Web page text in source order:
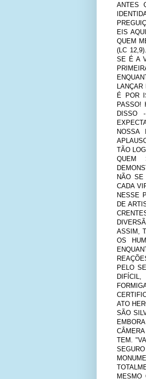
ANTES
EIS
QUEM
(LC
SE É A
LANÇAR
É POR
PASSO!
DISSO
NOSSA
TÃO
QUEM
NÃO SE
CADA
NESSE
DE
ASSIM,
OS
PELO
DIFÍCIL,
ATO
SÃO
TEM.
MESMO